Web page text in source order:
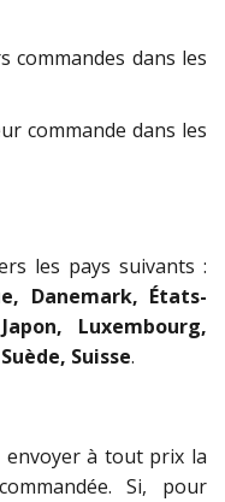
commandes dans les
commande dans les
les pays suivants :
Danemark, États-
Luxembourg,
Suisse.
envoyer à tout prix la
Si, pour